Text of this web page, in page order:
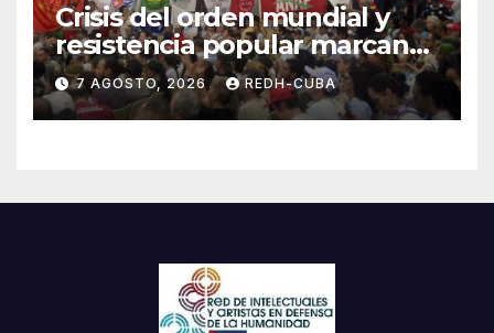
Crisis del orden mundial y
resistencia popular marcan
el inicio de la IV Asamblea
Continental de ALBA
Movimientos en Cuba
7 AGOSTO, 2026 REDH-CUBA